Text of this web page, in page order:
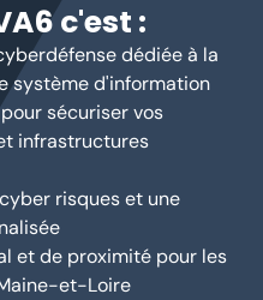
c'est :
dédiée à la
système d'information
sécuriser vos
infrastructures
risques et une
et de proximité pour les
et-Loire